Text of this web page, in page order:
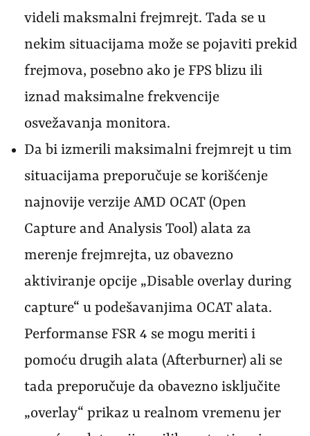
videli maksmalni frejmrejt. Tada se u
nekim situacijama može se pojaviti prekid
frejmova, posebno ako je FPS blizu ili
iznad maksimalne frekvencije
osvežavanja monitora.
Da bi izmerili maksimalni frejmrejt u tim
situacijama preporučuje se korišćenje
najnovije verzije AMD OCAT (Open
Capture and Analysis Tool) alata za
merenje frejmrejta, uz obavezno
aktiviranje opcije „Disable overlay during
capture“ u podešavanjima OCAT alata.
Performanse FSR 4 se mogu meriti i
pomoću drugih alata (Afterburner) ali se
tada preporučuje da obavezno isključite
„overlay“ prikaz u realnom vremenu jer